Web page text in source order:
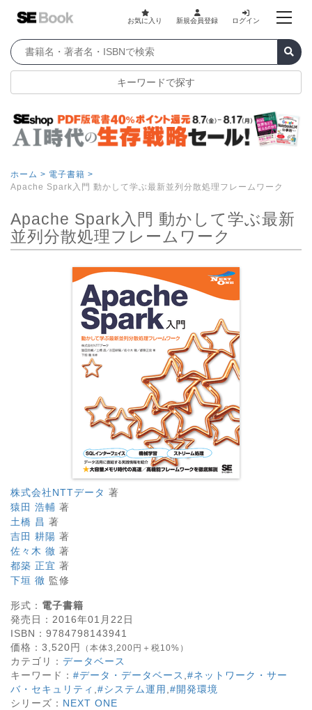
お気に入り 新規会員登録 ログイン
キーワードで探す
ホーム > 電子書籍 >
Apache Spark入門 動かして学ぶ最新並列分散処理フレームワーク
Apache Spark入門 動かして学ぶ最新
並列分散処理フレームワーク
株式会社NTTデータ 著
猿田 浩輔 著
土橋 昌 著
吉田 耕陽 著
佐々木 徹 著
都築 正宜 著
下垣 徹 監修
形式： 電子書籍
発売日： 2016年01月22日
ISBN： 9784798143941
価格： 3,520円 （本体3,200円＋税10%）
カテゴリ： データベース
キーワード： #データ・データベース #ネットワーク・サー
バ・セキュリティ #システム運用 #開発環境
シリーズ： NEXT ONE